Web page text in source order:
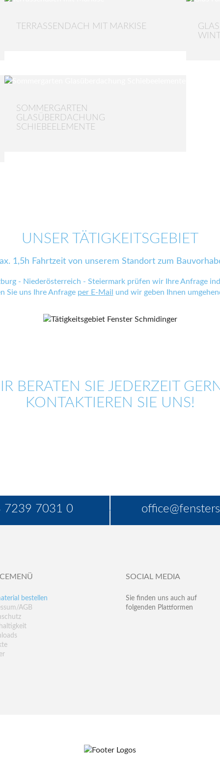
TERRASSENDACH MIT MARKISE
SOMMERGARTEN
GLASÜBERDACHUNG
SCHIEBEELEMENTE
UNSER TÄTIGKEITSGEBIET
1,5h Fahrtzeit von unserem Standort zum
- Niederösterreich - Steiermark prüfen wir Ihre Anfrage
Sie uns Ihre Anfrage per E-Mail und wir geben Ihnen
BERATEN SIE JEDERZEIT
KONTAKTIEREN SIE UNS!
7239 7031 0
bestellen
AGB
SOCIAL MEDIA
Sie finden uns auch auf
folgenden Plattformen